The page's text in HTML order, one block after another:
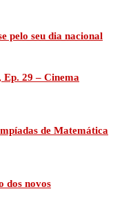
pelo seu dia nacional
29 – Cinema
de Matemática
dos novos